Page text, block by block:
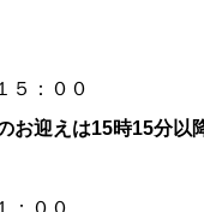
５：００
お迎えは15時15分以
：００